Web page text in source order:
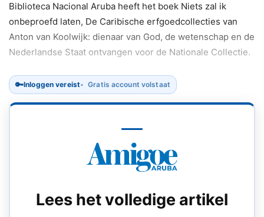
Biblioteca Nacional Aruba heeft het boek Niets zal ik
onbeproefd laten, De Caribische erfgoedcollecties van
Anton van Koolwijk: dienaar van God, de wetenschap en de
Nederlandse Staat ontvangen voor de Nationale Collectie.
🔑Inloggen vereist Gratis account volstaat
Lees het volledige artikel